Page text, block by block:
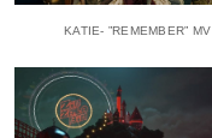
KATIE- ”REMEMBER” MV